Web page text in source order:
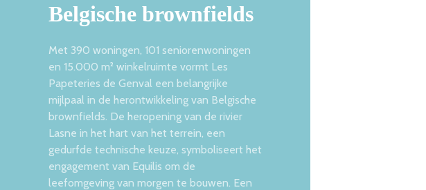
Belgische brownfields
Met 390 woningen, 101 seniorenwoningen
en 15.000 m² winkelruimte vormt Les
Papeteries de Genval een belangrijke
mijlpaal in de herontwikkeling van Belgische
brownfields. De heropening van de rivier
Lasne in het hart van het terrein, een
gedurfde technische keuze, symboliseert het
engagement van Equilis om de
leefomgeving van morgen te bouwen. Een